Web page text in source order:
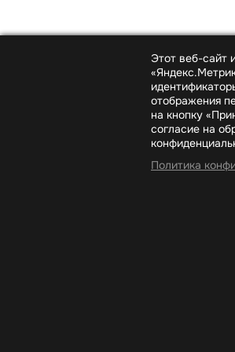
Этот веб-сайт
отображения
на кнопку
согласие на
Политика